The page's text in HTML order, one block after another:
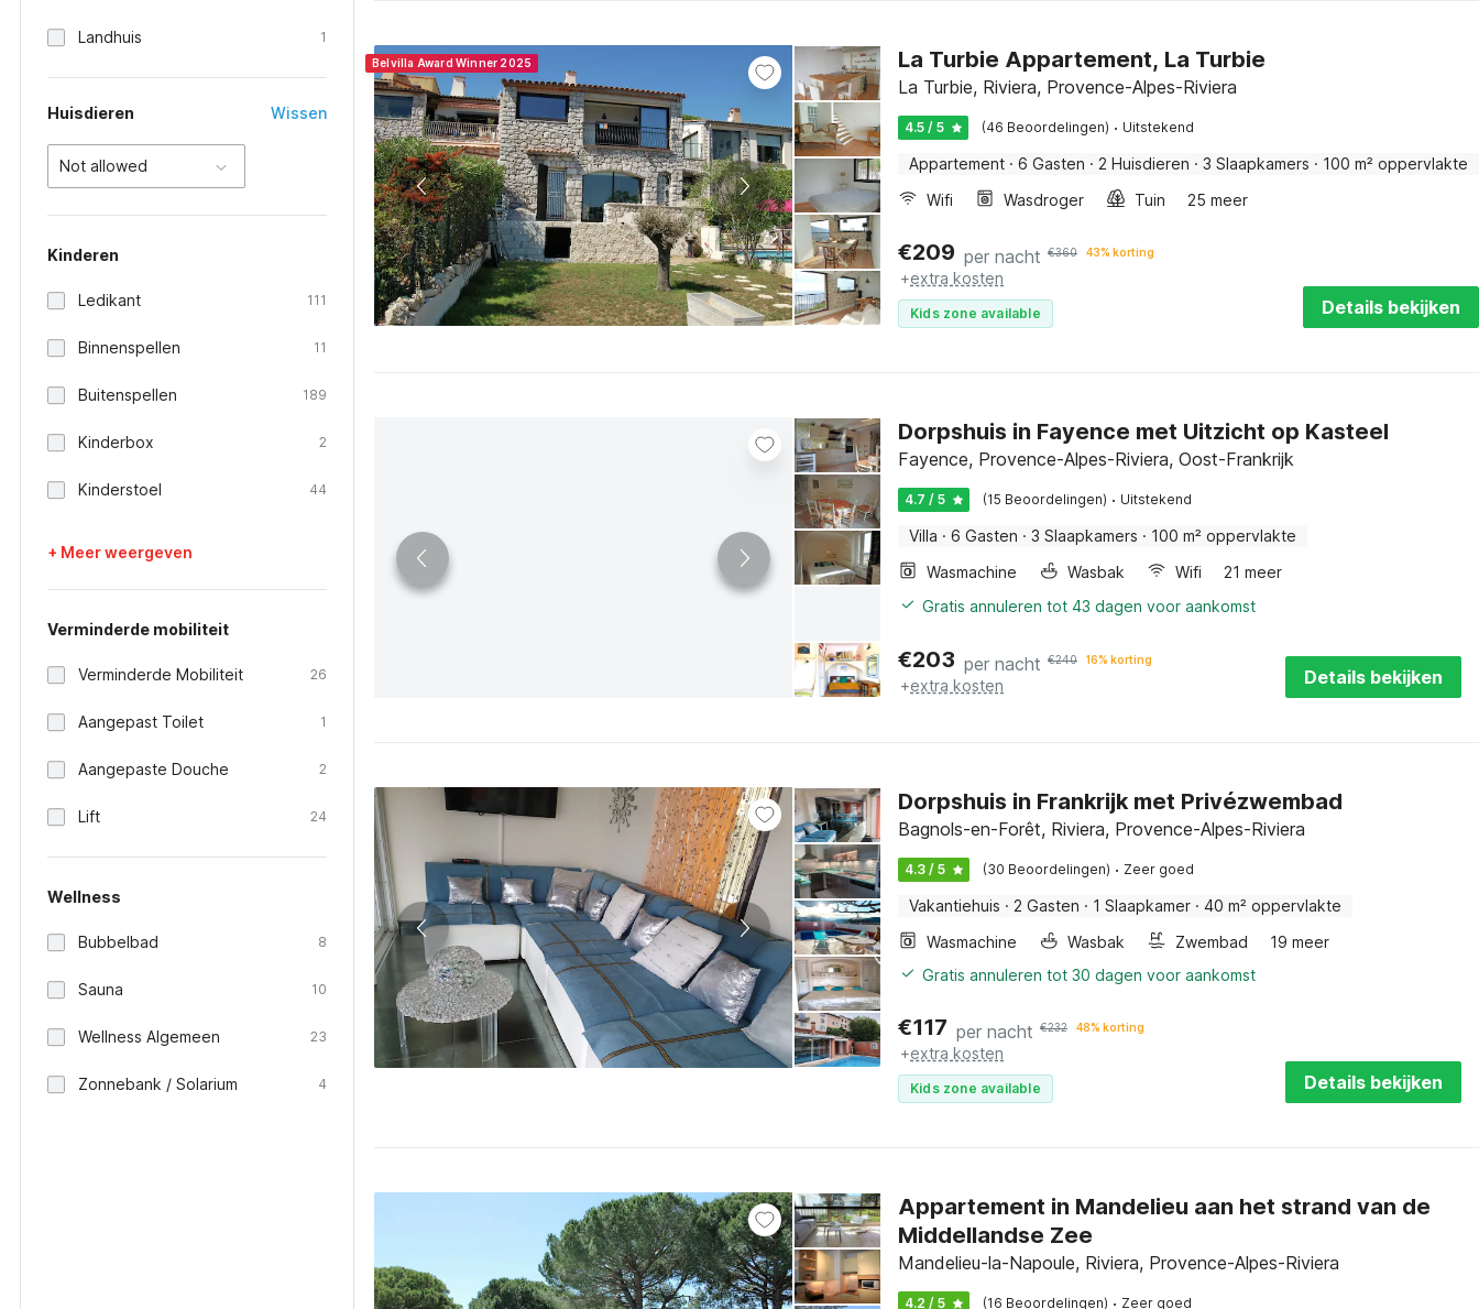
Landhuis 1
Huisdieren Wissen
Not allowed
Kinderen
Ledikant 111
Binnenspellen 11
Buitenspellen 189
Kinderbox 2
Kinderstoel 44
+ Meer weergeven
Verminderde mobiliteit
Verminderde Mobiliteit 26
Aangepast Toilet 1
Aangepaste Douche 2
Lift 24
Wellness
Bubbelbad 8
Sauna 10
Wellness Algemeen 23
Zonnebank / Solarium 4
Belvilla Award Winner 2025 La Turbie Appartement, La Turbie
La Turbie, Riviera, Provence-Alpes-Riviera
4.5 / 5 (46 Beoordelingen) · Uitstekend
Appartement · 6 Gasten · 2 Huisdieren · 3 Slaapkamers · 100 m² oppervlakte
Wifi
Wasdroger Tuin 25 meer
€209 per nacht €360 43% korting
+extra kosten
Kids zone available Details bekijken
Dorpshuis in Fayence met Uitzicht op Kasteel
Fayence, Provence-Alpes-Riviera, Oost-Frankrijk
4.7 / 5 (15 Beoordelingen) · Uitstekend
Villa · 6 Gasten · 3 Slaapkamers · 100 m² oppervlakte
Wasmachine
Wasbak Wifi
21 meer
Gratis annuleren tot 43 dagen voor aankomst
€203 per nacht €240 16% korting
+extra kosten Details bekijken
Dorpshuis in Frankrijk met Privézwembad
Bagnols-en-Forêt, Riviera, Provence-Alpes-Riviera
4.3 / 5 (30 Beoordelingen) · Zeer goed
Vakantiehuis · 2 Gasten · 1 Slaapkamer · 40 m² oppervlakte
Wasmachine
Wasbak Zwembad
19 meer
Gratis annuleren tot 30 dagen voor aankomst
€117 per nacht €232 48% korting
+extra kosten
Kids zone available Details bekijken
Appartement in Mandelieu aan het strand van de
Middellandse Zee
Mandelieu-la-Napoule, Riviera, Provence-Alpes-Riviera
4.2 / 5 (16 Beoordelingen) · Zeer goed